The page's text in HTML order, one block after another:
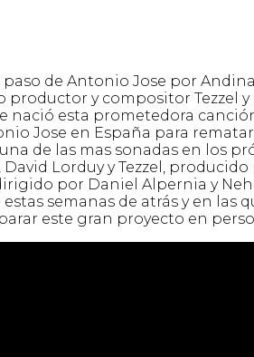
paso de Antonio Jose por
y compositor Tezzel
nació esta prometedora
Jose en España para
de las mas sonadas en los
Lorduy y Tezzel,
por Daniel Alpernia y
semanas de atrás y en las
este gran proyecto en